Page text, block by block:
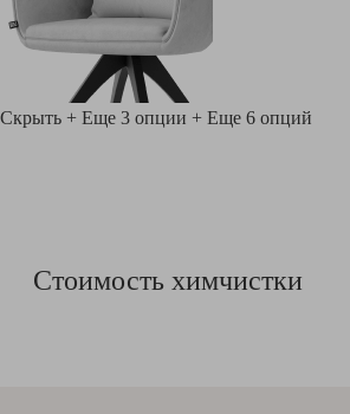
Скрыть + Еще 3 опции + Еще 6 опций
Стоимость химчистки